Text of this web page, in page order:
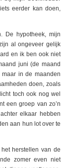
eerder kan doen,
De hypotheek, mijn
al ongeveer gelijk
en ik ben ook niet
juni (de maand
in de maanden
doen, zoals
toch ook nog wel
een groep van zo’n
elkaar hebben
aan hun lot over te
herstellen van de
zomer even niet